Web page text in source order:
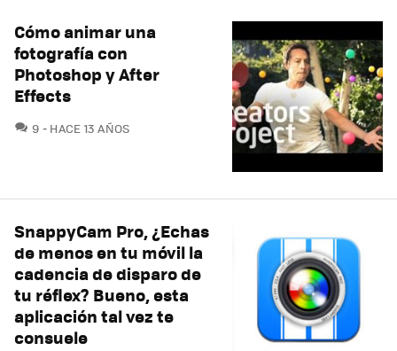
Cómo animar una
fotografía con
Photoshop y After
Effects
9 COMENTARIOS
HACE 13 AÑOS
SnappyCam Pro, ¿Echas
de menos en tu móvil la
cadencia de disparo de
tu réflex? Bueno, esta
aplicación tal vez te
consuele